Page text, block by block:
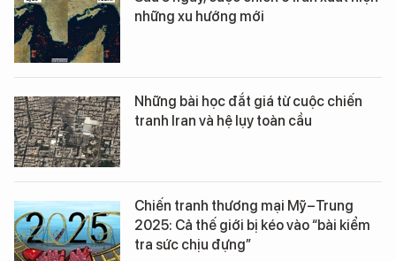
những xu hướng mới
Những bài học đắt giá từ cuộc chiến
tranh Iran và hệ lụy toàn cầu
Chiến tranh thương mại Mỹ–Trung
2025: Cả thế giới bị kéo vào “bài kiểm
tra sức chịu đựng”